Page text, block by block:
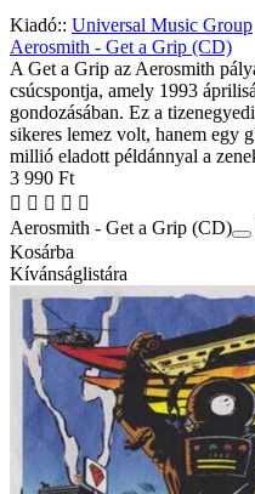
Kiadó:: Universal Music Group
Aerosmith - Get a Grip (CD)
A Get a Grip az Aerosmith
csúcspontja, amely 1993
gondozásában. Ez a
sikeres lemez volt, hanem egy
millió eladott példánnyal a
3 990 Ft
Aerosmith - Get a Grip (CD)
Kosárba
Kívánságlistára